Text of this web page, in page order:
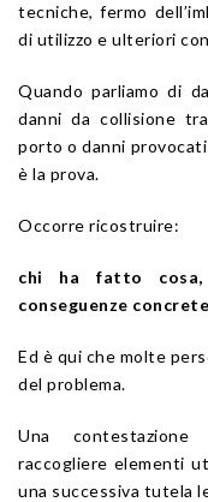
tecniche, fermo
di utilizzo e ulteriori
Quando parliamo di
danni da collisione
porto o danni
è la prova.
Occorre ricostruire:
chi ha fatto
conseguenze
Ed è qui che molte
del problema.
Una contestazione
raccogliere elementi
una successiva tutela